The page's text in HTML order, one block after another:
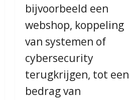
bijvoorbeeld een
webshop, koppeling
van systemen of
cybersecurity
terugkrijgen, tot een
bedrag van